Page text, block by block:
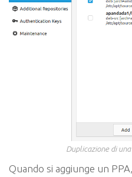
Duplicazione di
Quando si aggiunge un